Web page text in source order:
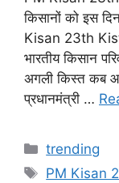
किसानों को इस
Kisan 23th
भारतीय किसान
अगली किस्त कब
प्रधानमंत्री …
Categories
trending
Tags
PM Kisan